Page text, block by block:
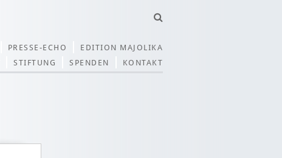
PRESSE-ECHO
EDITION MAJOLIKA
STIFTUNG SPENDEN KONTAKT